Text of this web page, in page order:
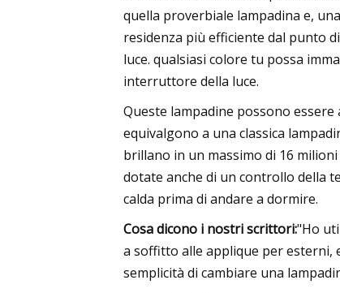
quella proverbiale lampadina e,
residenza più efficiente dal punto
luce. qualsiasi colore tu possa
interruttore della luce.
Queste lampadine possono
equivalgono a una classica
brillano in un massimo di 16
dotate anche di un controllo della
calda prima di andare a dormire.
Cosa dicono i nostri scrittori:"Ho
a soffitto alle applique per esterni,
semplicità di cambiare una